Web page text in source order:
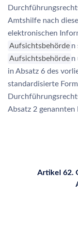
Amtshilfe nach
elektronischen
Aufsichtsbehörde n
Aufsichtsbehörde n
in Absatz 6 des
standardisierte
Absatz 2 genannten
Artikel 62.